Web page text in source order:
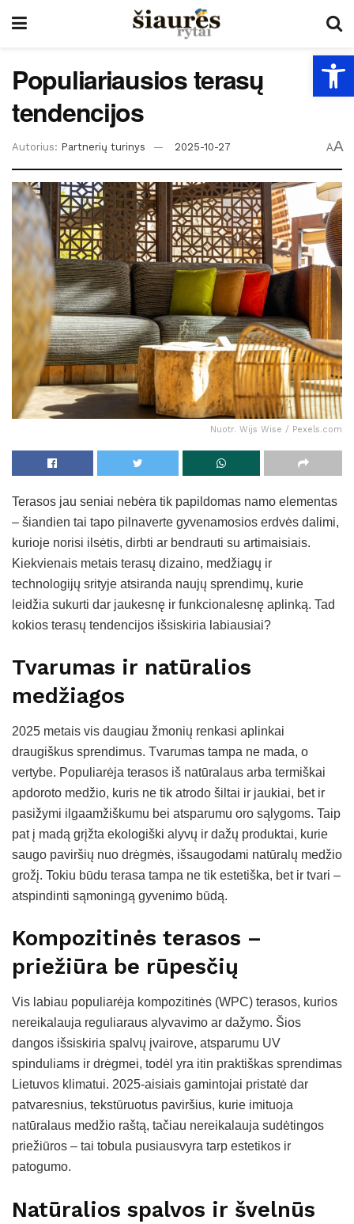
Populiariausios terasų
tendencijos
Autorius: Partnerių turinys 2025-10-27 AA
Nuotr. Wijs Wise / Pexels.com
Terasos jau seniai nebėra tik papildomas namo elementas
– šiandien tai tapo pilnaverte gyvenamosios erdvės dalimi,
kurioje norisi ilsėtis, dirbti ar bendrauti su artimaisiais.
Kiekvienais metais terasų dizaino, medžiagų ir
technologijų srityje atsiranda naujų sprendimų, kurie
leidžia sukurti dar jaukesnę ir funkcionalesnę aplinką. Tad
kokios terasų tendencijos išsiskiria labiausiai?
Tvarumas ir natūralios
medžiagos
2025 metais vis daugiau žmonių renkasi aplinkai
draugiškus sprendimus. Tvarumas tampa ne mada, o
vertybe. Populiarėja terasos iš natūralaus arba termiškai
apdoroto medžio, kuris ne tik atrodo šiltai ir jaukiai, bet ir
pasižymi ilgaamžiškumu bei atsparumu oro sąlygoms. Taip
pat į madą grįžta ekologiški alyvų ir dažų produktai, kurie
saugo paviršių nuo drėgmės, išsaugodami natūralų medžio
grožį. Tokiu būdu terasa tampa ne tik estetiška, bet ir tvari –
atspindinti sąmoningą gyvenimo būdą.
Kompozitinės terasos –
priežiūra be rūpesčių
Vis labiau populiarėja kompozitinės (WPC) terasos, kurios
nereikalauja reguliaraus alyvavimo ar dažymo. Šios
dangos išsiskiria spalvų įvairove, atsparumu UV
spinduliams ir drėgmei, todėl yra itin praktiškas sprendimas
Lietuvos klimatui. 2025-aisiais gamintojai pristatė dar
patvaresnius, tekstūruotus paviršius, kurie imituoja
natūralaus medžio raštą, tačiau nereikalauja sudėtingos
priežiūros – tai tobula pusiausvyra tarp estetikos ir
patogumo.
Natūralios spalvos ir švelnūs